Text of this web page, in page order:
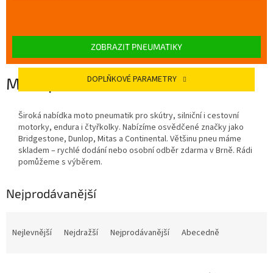
ZOBRAZIT PNEUMATIKY
DOPLŇKOVÉ PARAMETRY
Moto pneu
Široká nabídka moto pneumatik pro skútry, silniční i cestovní
motorky, endura i čtyřkolky. Nabízíme osvědčené značky jako
Bridgestone, Dunlop, Mitas a Continental. Většinu pneu máme
skladem – rychlé dodání nebo osobní odběr zdarma v Brně. Rádi
pomůžeme s výběrem.
Nejprodávanější
Nejlevnější Nejdražší Nejprodávanější Abecedně